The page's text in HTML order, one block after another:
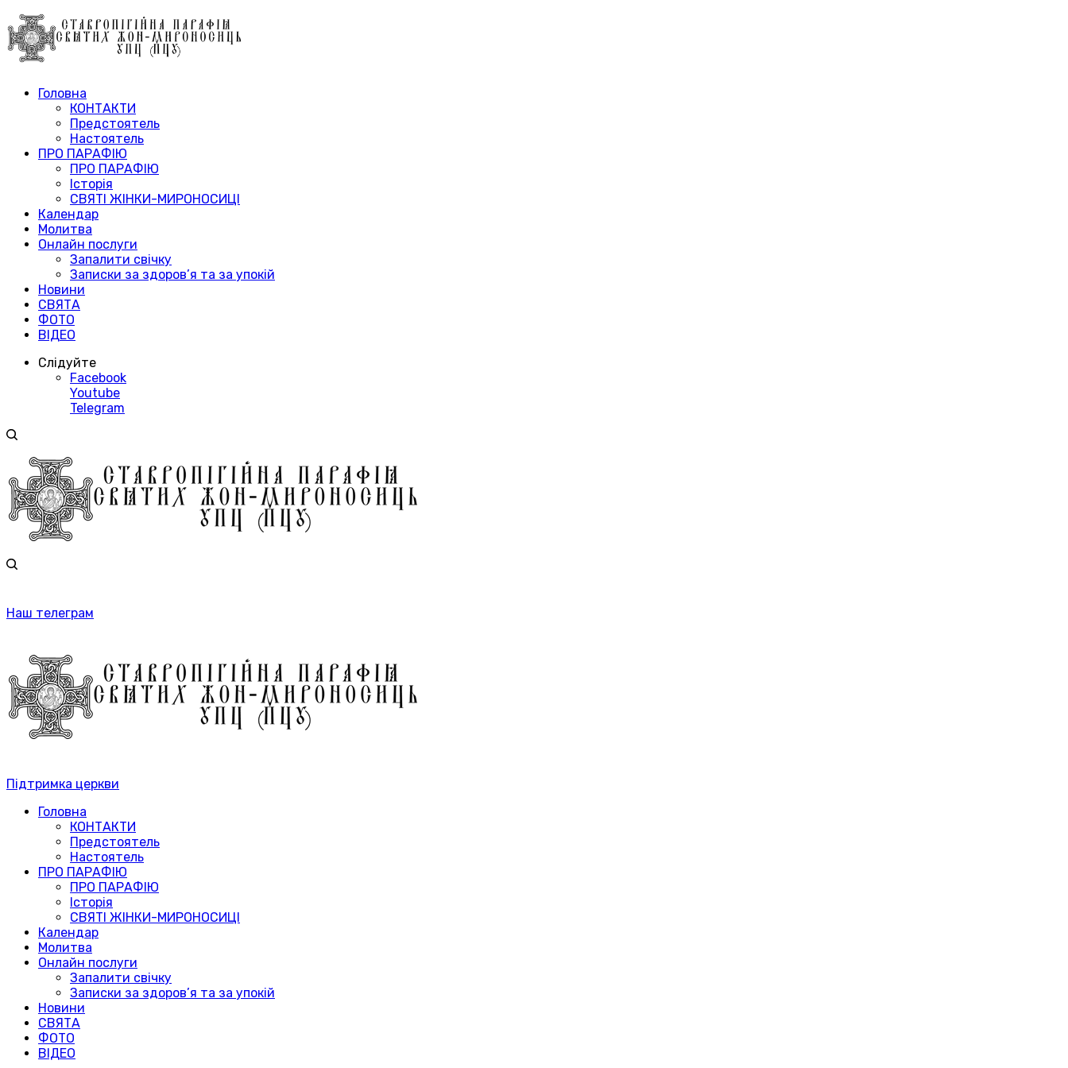
Головна
КОНТАКТИ
Предстоятель
Настоятель
ПРО ПАРАФІЮ
ПРО ПАРАФІЮ
Історія
СВЯТІ ЖІНКИ-МИРОНОСИЦІ
Календар
Молитва
Онлайн послуги
Запалити свічку
Записки за здоров’я та за упокій
Новини
СВЯТА
ФОТО
ВІДЕО
Слідуйте
Facebook
Youtube
Telegram
Наш телеграм
Підтримка церкви
Головна
КОНТАКТИ
Предстоятель
Настоятель
ПРО ПАРАФІЮ
ПРО ПАРАФІЮ
Історія
СВЯТІ ЖІНКИ-МИРОНОСИЦІ
Календар
Молитва
Онлайн послуги
Запалити свічку
Записки за здоров’я та за упокій
Новини
СВЯТА
ФОТО
ВІДЕО